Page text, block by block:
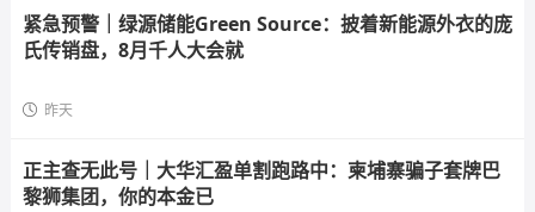
紧急预警｜绿源储能Green Source：披着新能源外衣的庞
氏传销盘，8月千人大会就
昨天
正主查无此号｜大华汇盈单割跑路中：柬埔寨骗子套牌巴
黎狮集团，你的本金已